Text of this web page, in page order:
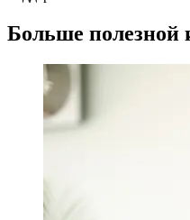
Больше полезной